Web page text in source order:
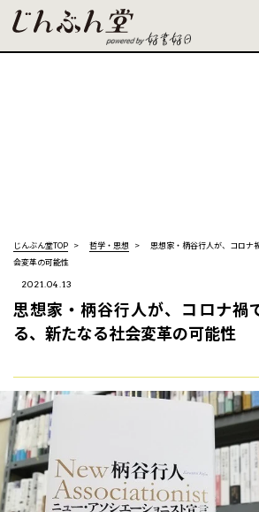
じんぶん堂TOP 哲学・思想
思想家・柄谷行人が、コロナ
会変革の可能性
2021.04.13
思想家・柄谷行人が、コロナ禍
る、新たなる社会変革の可能性